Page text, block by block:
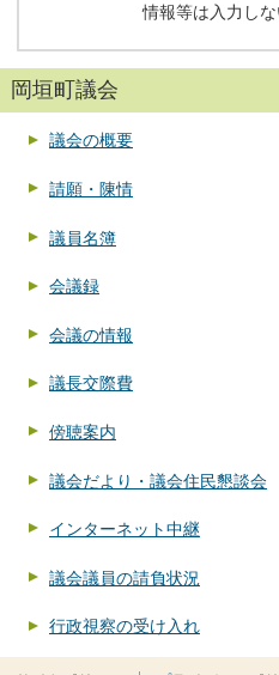
情報等は入力しな
岡垣町議会
議会の概要
請願・陳情
議員名簿
会議録
会議の情報
議長交際費
傍聴案内
議会だより・議会住民懇談会
インターネット中継
議会議員の請負状況
行政視察の受け入れ